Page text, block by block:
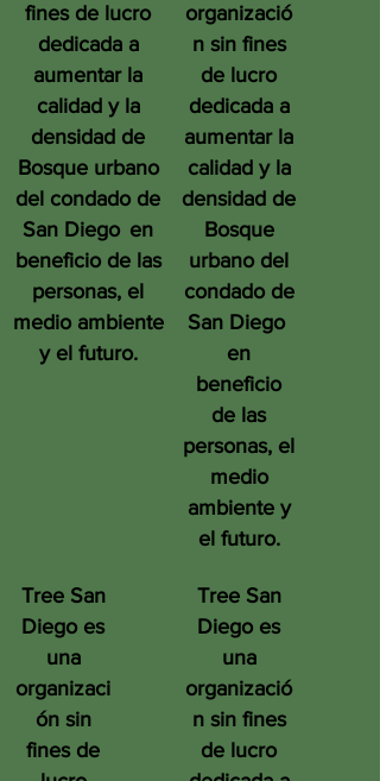
fines de lucro
dedicada a
aumentar la
calidad y la
densidad de
Bosque urbano
del condado de
San Diego en
beneficio de las
personas, el
medio ambiente
y el futuro.
Tree San
Diego es
una
organizaci
ón sin
fines de
organizació
n sin fines
de lucro
dedicada a
aumentar la
calidad y la
densidad de
Bosque
urbano del
condado de
San Diego
en
beneficio
de las
personas, el
medio
ambiente y
el futuro.
Tree San
Diego es
una
organizació
n sin fines
de lucro